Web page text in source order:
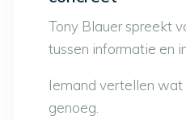
Tony Blauer spreekt
tussen informatie en
Iemand vertellen wat
genoeg.